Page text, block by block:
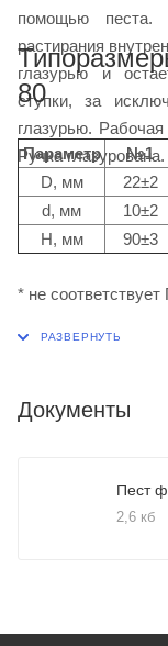
помощью песта.
растирания
глазурью и
ступки, за
глазурью.
Ручка глазурована.
80
Параметр №1
D, мм
22±2
d, мм
10±2
H, мм
90±3
* не
Документы
Пест
2,6 кб